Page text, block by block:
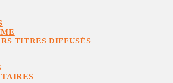
TITRES DIFFUSÉS